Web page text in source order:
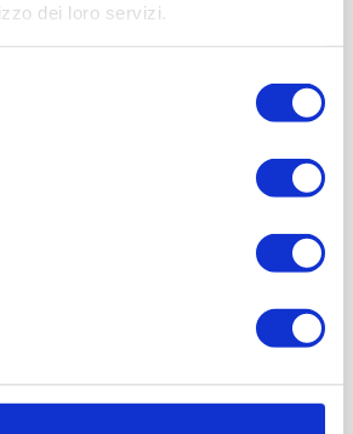
dei loro servizi.